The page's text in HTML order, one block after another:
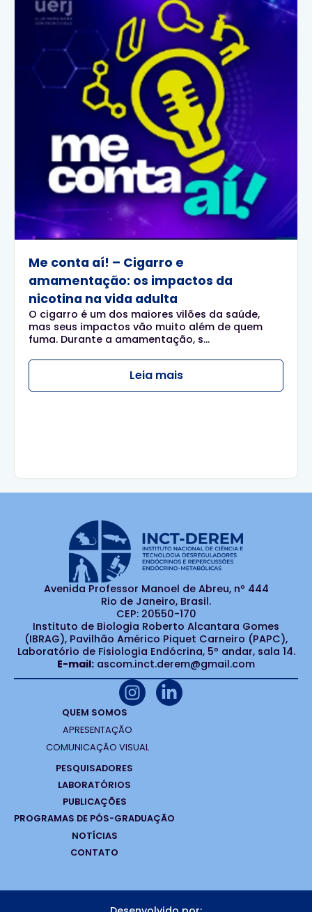
Me conta aí! – Cigarro e
amamentação: os impactos da
nicotina na vida adulta
O cigarro é um dos maiores vilões da saúde,
mas seus impactos vão muito além de quem
fuma. Durante a amamentação, s...
Leia mais
Avenida Professor Manoel de Abreu, nº 444
Rio de Janeiro, Brasil.
CEP: 20550-170
Instituto de Biologia Roberto Alcantara Gomes
(IBRAG), Pavilhão Américo Piquet Carneiro (PAPC),
Laboratório de Fisiologia Endócrina, 5º andar, sala 14.
E-mail: ascom.inct.derem@gmail.com
QUEM SOMOS
APRESENTAÇÃO
COMUNICAÇÃO VISUAL
PESQUISADORES
LABORATÓRIOS
PUBLICAÇÕES
PROGRAMAS DE PÓS-GRADUAÇÃO
NOTÍCIAS
CONTATO